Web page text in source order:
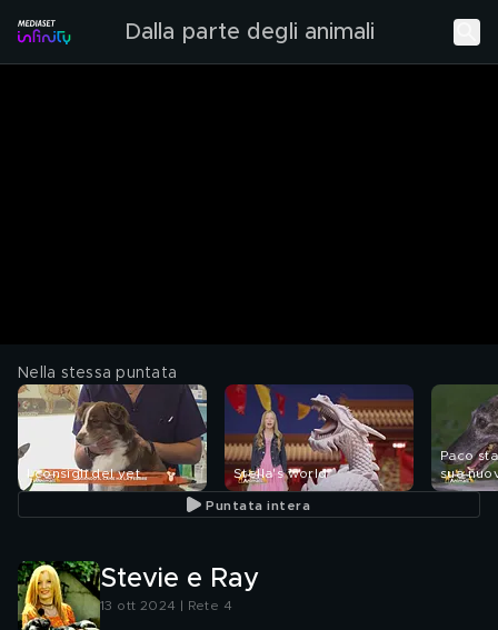
Dalla parte degli animali
Nella stessa puntata
I consigli del vet Stella's world
Paco
sua
Puntata intera
Stevie e Ray
13 ott 2024 | Rete 4